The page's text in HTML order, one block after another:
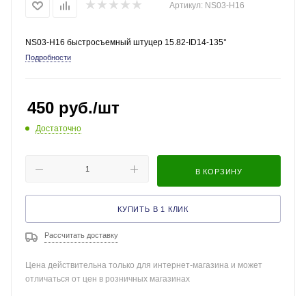
Артикул: NS03-H16
NS03-H16 быстросъемный штуцер 15.82-ID14-135°
Подробности
450 руб./шт
Достаточно
В КОРЗИНУ
КУПИТЬ В 1 КЛИК
Рассчитать доставку
Цена действительна только для интернет-магазина и может
отличаться от цен в розничных магазинах